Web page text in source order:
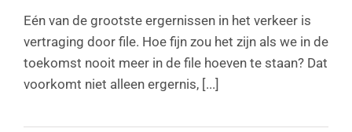
Eén van de grootste ergernissen in het verkeer is
vertraging door file. Hoe fijn zou het zijn als we in de
toekomst nooit meer in de file hoeven te staan? Dat
voorkomt niet alleen ergernis, [...]